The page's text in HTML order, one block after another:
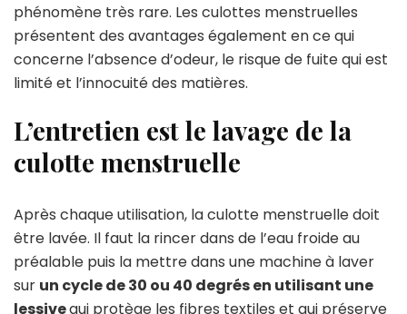
phénomène très rare. Les culottes menstruelles
présentent des avantages également en ce qui
concerne l’absence d’odeur, le risque de fuite qui est
limité et l’innocuité des matières.
L’entretien est le lavage de la
culotte menstruelle
Après chaque utilisation, la culotte menstruelle doit
être lavée. Il faut la rincer dans de l’eau froide au
préalable puis la mettre dans une machine à laver
sur un cycle de 30 ou 40 degrés en utilisant une
lessivequi protège les fibres textiles et qui préserve